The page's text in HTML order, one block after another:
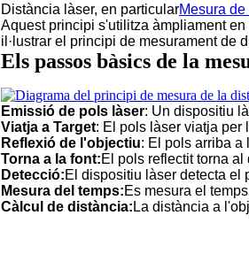
Distància làser, en particularMesura
Aquest principi s'utilitza àmpliament
il·lustrar el principi de mesurament de
Els passos bàsics de la
Emissió de pols làser: Un dispositiu
Viatja a Target: El pols làser viatja per
Reflexió de l'objectiu: El pols arriba a
Torna a la font:El pols reflectit torna al
Detecció:El dispositiu làser detecta el
Mesura del temps:Es mesura el
Càlcul de distància: La distància a